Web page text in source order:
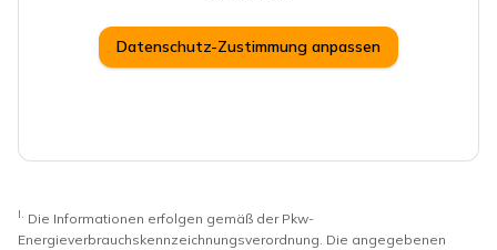
Datenschutz-Zustimmung anpassen
I. Die Informationen erfolgen gemäß der Pkw-
Energieverbrauchskennzeichnungsverordnung. Die angegebenen